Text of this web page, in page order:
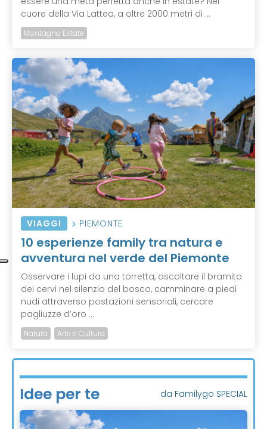
cuore della Via Lattea, a oltre 2000 metri di ...
Montagna Estate
VIAGGI PIEMONTE
10 esperienze family tra natura e
avventura nel verde del Piemonte
Osservare i lupi da una torretta, ascoltare il bramito
dei cervi nel silenzio del bosco, camminare a piedi
nudi attraverso postazioni sensoriali, cercare
pagliuzze d’oro ...
Natura Arte e Cultura
Idee per te da Familygo SPECIAL